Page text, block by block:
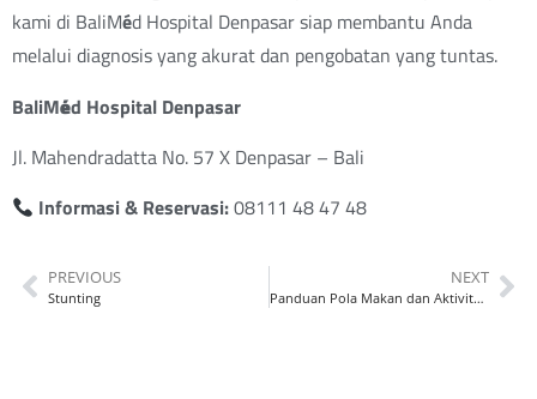
kami di BaliMéd Hospital Denpasar siap membantu Anda
melalui diagnosis yang akurat dan pengobatan yang tuntas.
BaliMéd Hospital Denpasar
Jl. Mahendradatta No. 57 X Denpasar – Bali
Informasi & Reservasi:08111 48 47 48
PREVIOUS
Stunting
NEXT
Panduan Pola Makan dan Aktivitas Fisik